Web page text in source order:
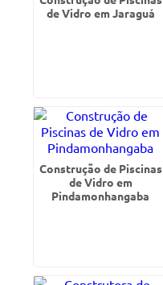
de Vidro em Jaraguá
Construção de Piscinas
de Vidro em
Pindamonhangaba